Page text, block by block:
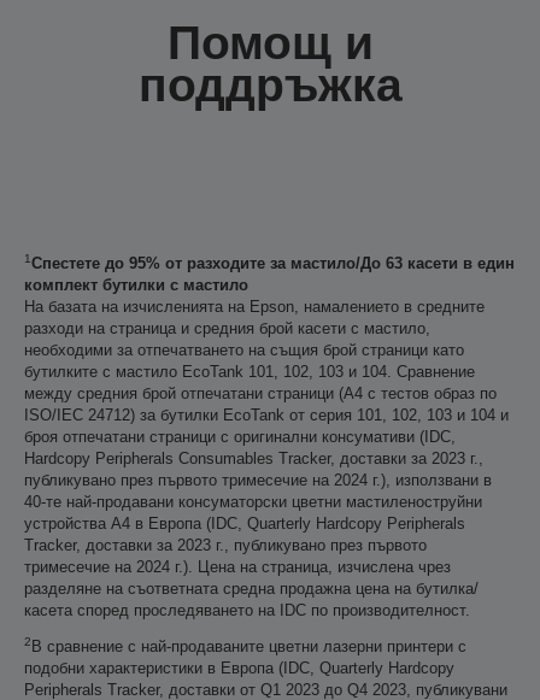
Помощ и
поддръжка
1Спестете до 95% от разходите за мастило/До 63 касети в един
комплект бутилки с мастило
На базата на изчисленията на Epson, намалението в средните
разходи на страница и средния брой касети с мастило,
необходими за отпечатването на същия брой страници като
бутилките с мастило EcoTank 101, 102, 103 и 104. Сравнение
между средния брой отпечатани страници (A4 с тестов образ по
ISO/IEC 24712) за бутилки EcoTank от серия 101, 102, 103 и 104 и
броя отпечатани страници с оригинални консумативи (IDC,
Hardcopy Peripherals Consumables Tracker, доставки за 2023 г.,
публикувано през първото тримесечие на 2024 г.), използвани в
40-те най-продавани консуматорски цветни мастиленоструйни
устройства А4 в Европа (IDC, Quarterly Hardcopy Peripherals
Tracker, доставки за 2023 г., публикувано през първото
тримесечие на 2024 г.). Цена на страница, изчислена чрез
разделяне на съответната средна продажна цена на бутилка/
касета според проследяването на IDC по производителност.
2 В сравнение с най-продаваните цветни лазерни принтери с
подобни характеристики в Европа (IDC, Quarterly Hardcopy
Peripherals Tracker, доставки от Q1 2023 до Q4 2023, публикувани